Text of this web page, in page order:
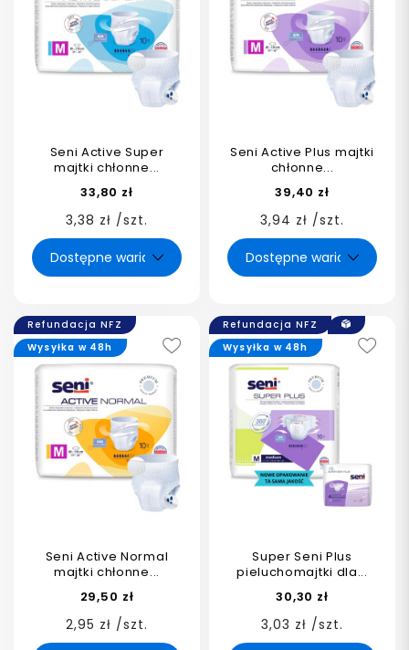
Seni Active Super
majtki chłonne...
33,80 zł
3,38 zł /szt.
Seni Active Plus majtki
chłonne...
39,40 zł
3,94 zł /szt.
Refundacja NFZ
Seni Active Normal
majtki chłonne...
29,50 zł
2,95 zł /szt.
Wysyłka w 48h
Refundacja NFZ
Super Seni Plus
pieluchomajtki dla...
30,30 zł
3,03 zł /szt.
Wysyłka w 48h